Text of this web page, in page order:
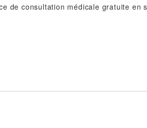
consultation médicale gratuite en